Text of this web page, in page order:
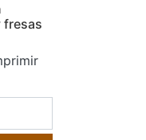
hojladre
fresas